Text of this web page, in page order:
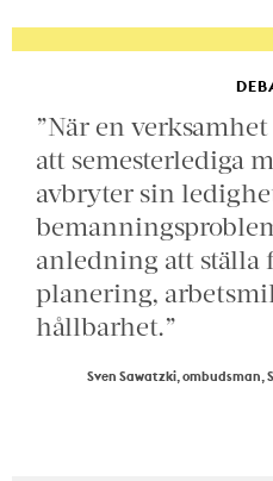
”När en
att semesterlediga
avbryter sin
anledning att ställa
planering,
hållbarhet.”
Sven Sawatzki,